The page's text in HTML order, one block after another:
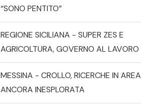
“SONO PENTITO”
REGIONE SICILIANA - SUPER ZES E
AGRICOLTURA, GOVERNO AL LAVORO
MESSINA - CROLLO, RICERCHE IN AREA
ANCORA INESPLORATA